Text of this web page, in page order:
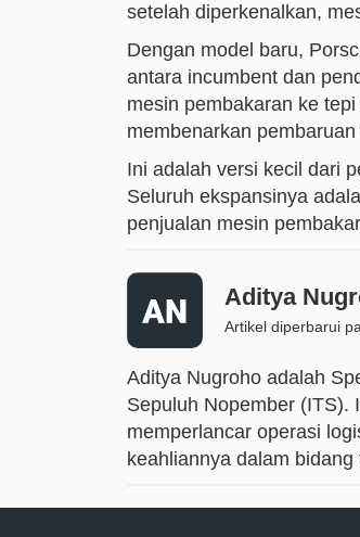
setelah diperkenalkan,
Dengan model baru,
antara incumbent dan
mesin pembakaran ke
membenarkan pembaruan
Ini adalah versi kecil dari
Seluruh ekspansinya
penjualan mesin
Aditya
Artikel diperbarui
Aditya Nugroho adalah
Sepuluh Nopember (ITS).
memperlancar operasi
keahliannya dalam